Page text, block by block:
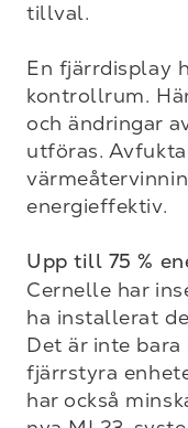
tillval.
En fjärrdisplay
kontrollrum.
och ändringar
utföras.
energieffektiv.
Upp till 75 %
Cernelle har
ha installerat
Det är inte
fjärrstyra
har också